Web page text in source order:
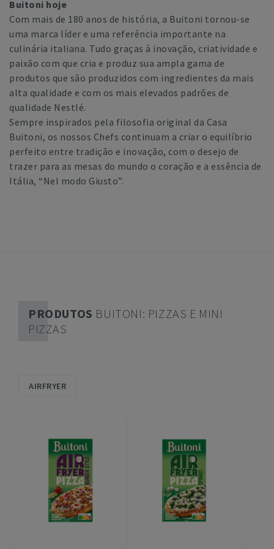
Buitoni hoje
Com mais de 180 anos de história, a Buitoni tornou-se
uma marca líder e uma referência importante na
culinária italiana. Tudo graças à inovação, criatividade e
paixão com que cria e produz sua ampla gama de
produtos que são produzidos com ingredientes da mais
alta qualidade e com os mais elevados padrões de
qualidade Nestlé.
Sempre inspirados pela filosofia original da Casa
Buitoni, os nossos Chefs continuam a criar o equilíbrio
perfeito entre tradição e inovação, com o desejo de
trazer para as mesas do mundo o coração e a essência de
Itália, “Nel modo Giusto”.
PRODUTOS BUITONI: PIZZAS E MINI
PIZZAS
AIRFRYER